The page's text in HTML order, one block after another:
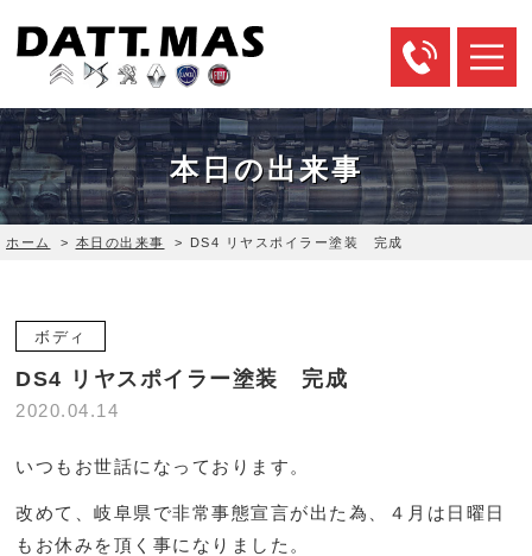
本日の出来事
ホーム > 本日の出来事 > DS4 リヤスポイラー塗装 完成
ボディ
DS4 リヤスポイラー塗装 完成
2020.04.14
いつもお世話になっております。
改めて、岐阜県で非常事態宣言が出た為、４月は日曜日
もお休みを頂く事になりました。